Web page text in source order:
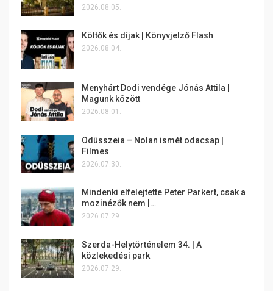
2026.08.05.
Költők és díjak | Könyvjelző Flash
2026.08.04.
Menyhárt Dodi vendége Jónás Attila |
Magunk között
2026.08.01.
Odüsszeia – Nolan ismét odacsap |
Filmes
2026.07.30.
Mindenki elfelejtette Peter Parkert, csak a
mozinézők nem |…
2026.07.29.
Szerda-Helytörténelem 34. | A
közlekedési park
2026.07.29.